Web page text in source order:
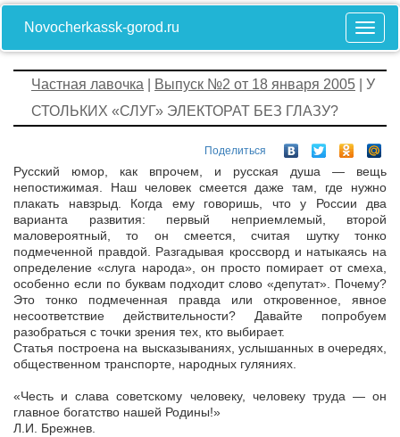
Novocherkassk-gorod.ru
Частная лавочка Выпуск №2 от 18 января 2005 | У
СТОЛЬКИХ «СЛУГ» ЭЛЕКТОРАТ БЕЗ ГЛАЗУ?
Поделиться
Русский юмор, как впрочем, и русская душа — вещь
непостижимая. Наш человек смеется даже там, где нужно
плакать навзрыд. Когда ему говоришь, что у России два
варианта развития: первый неприемлемый, второй
маловероятный, то он смеется, считая шутку тонко
подмеченной правдой. Разгадывая кроссворд и натыкаясь на
определение «слуга народа», он просто помирает от смеха,
особенно если по буквам подходит слово «депутат». Почему?
Это тонко подмеченная правда или откровенное, явное
несоответствие действительности? Давайте попробуем
разобраться с точки зрения тех, кто выбирает.
Статья построена на высказываниях, услышанных в очередях,
общественном транспорте, народных гуляниях.
«Честь и слава советскому человеку, человеку труда — он
главное богатство нашей Родины!»
Л.И. Брежнев.